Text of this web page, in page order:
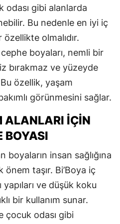
odası gibi alanlarda
Bu nedenle en iyi iç
olmalıdır.
cephe boyaları, nemli bir
bırakmaz ve yüzeyde
özellik, yaşam
görünmesini sağlar.
ALANLARI İÇIN
BOYASI
boyaların insan sağlığına
taşır. Bi’Boya iç
ve düşük koku
bir kullanım sunar.
çocuk odası gibi